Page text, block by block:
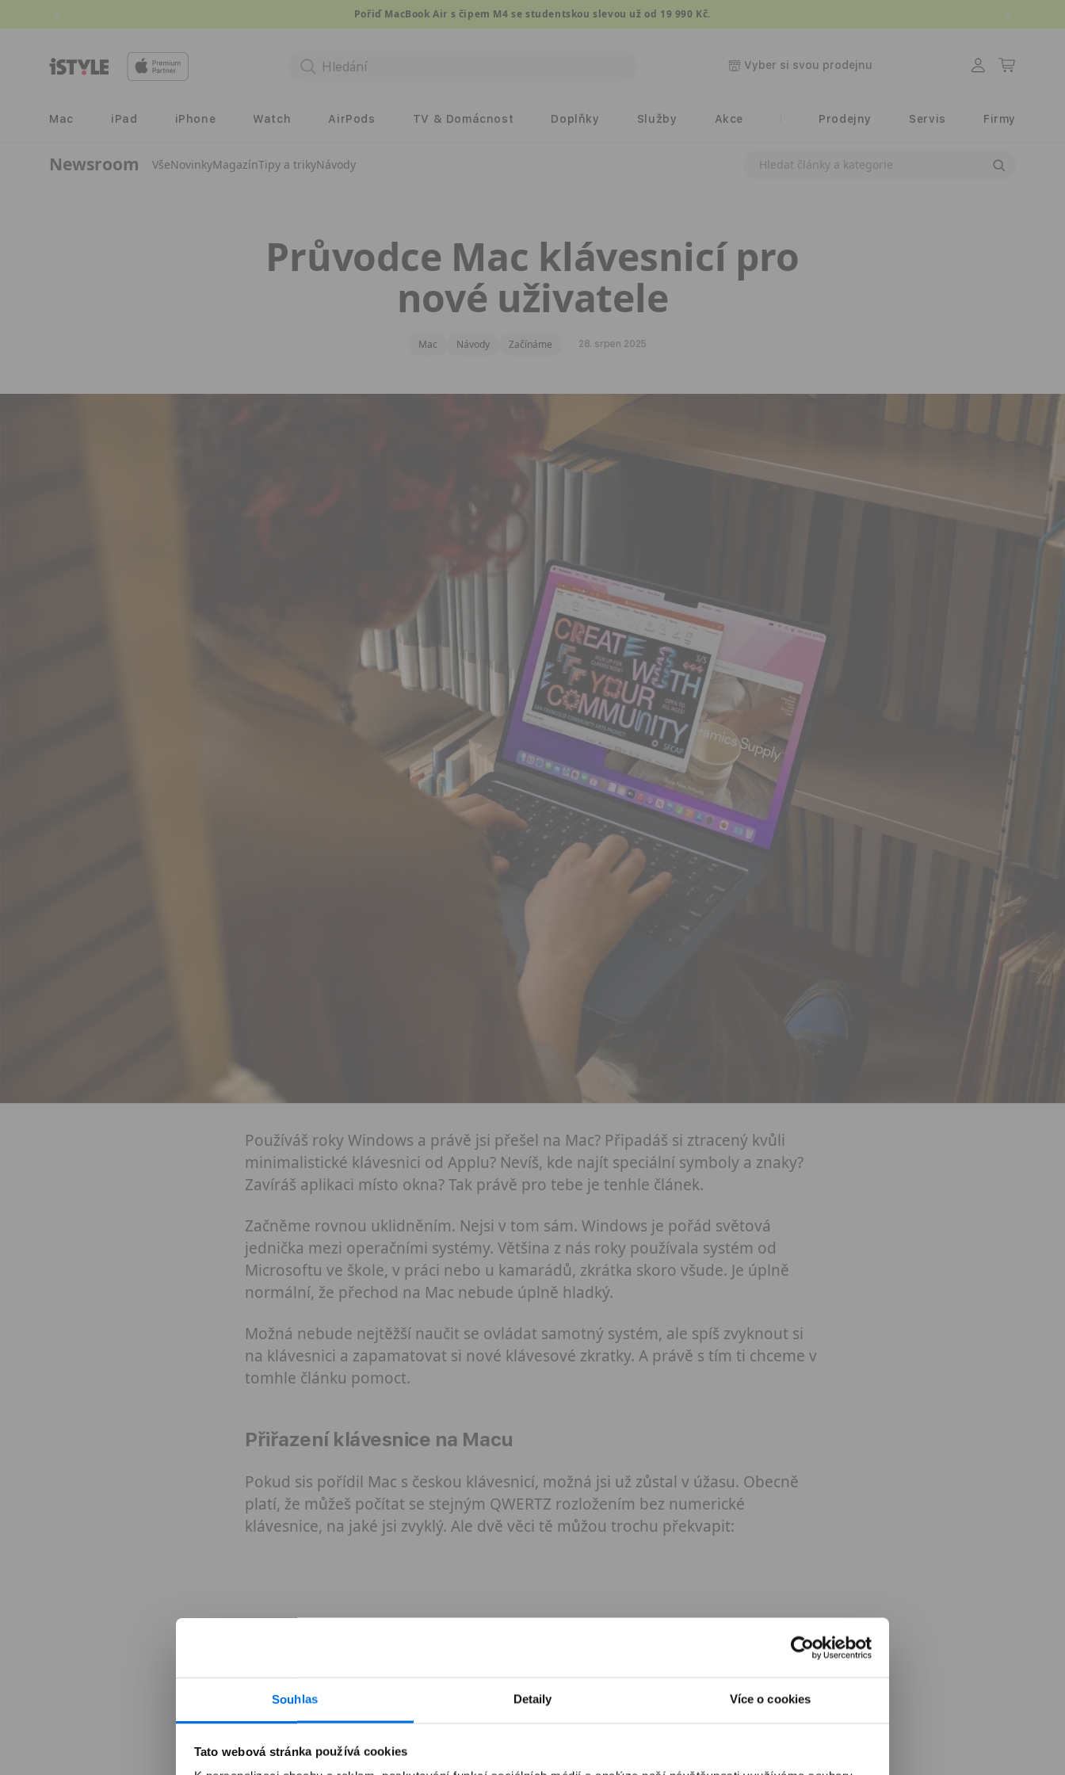
Souhlas Detaily Více o cookies
Tato webová stránka používá cookies
Přejít k
obsahu
Pořiď MacBook Air s čipem M4 se studentskou slevou už od 19 990 Kč.
Vyber si svou prodejnu
Přihlásit
Košík
Mac iPad iPhone Watch AirPods TV & Domácnost Doplňky Služby Akce Prodejny Servis Firmy
Newsroom VšeNovinkyMagazínTipy a trikyNávody Hledat články
Průvodce Mac klávesnicí pro
nové uživatele
Mac Návody Začínáme 28. srpen 2025
Používáš roky Windows a právě jsi přešel na Mac? Připadáš si ztracený kvůli
minimalistické klávesnici od Applu? Nevíš, kde najít speciální symboly a znaky?
Zavíráš aplikaci místo okna? Tak právě pro tebe je tenhle článek.
Začněme rovnou uklidněním. Nejsi v tom sám. Windows je pořád světová
jednička mezi operačními systémy. Většina z nás roky používala systém od
Microsoftu ve škole, v práci nebo u kamarádů, zkrátka skoro všude. Je úplně
normální, že přechod na Mac nebude úplně hladký.
Možná nebude nejtěžší naučit se ovládat samotný systém, ale spíš zvyknout si
na klávesnici a zapamatovat si nové klávesové zkratky. A právě s tím ti chceme v
tomhle článku pomoct.
Přiřazení klávesnice na Macu
Pokud sis pořídil Mac s českou klávesnicí, možná jsi už zůstal v úžasu. Obecně
platí, že můžeš počítat se stejným QWERTZ rozložením bez numerické
klávesnice, na jaké jsi zvyklý. Ale dvě věci tě můžou trochu překvapit: